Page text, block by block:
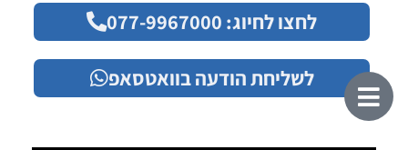
לחצו לחיוג: 077-9967000
לשליחת הודעה בוואטסאפ